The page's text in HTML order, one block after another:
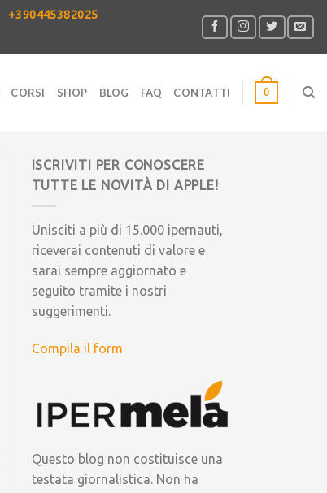
+390445382025
CORSI SHOP BLOG FAQ CONTATTI 0
ISCRIVITI PER CONOSCERE
TUTTE LE NOVITÀ DI APPLE!
Unisciti a più di 15.000 ipernauti,
riceverai contenuti di valore e
sarai sempre aggiornato e
seguito tramite i nostri
suggerimenti.
Compila il form
Questo blog non costituisce una
testata giornalistica. Non ha